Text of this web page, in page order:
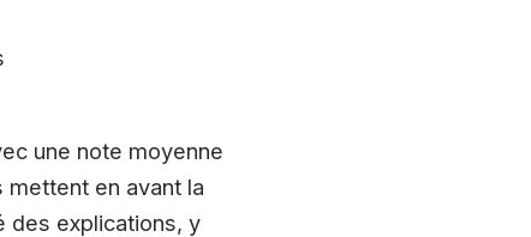
une note moyenne
mettent en avant la
des explications, y